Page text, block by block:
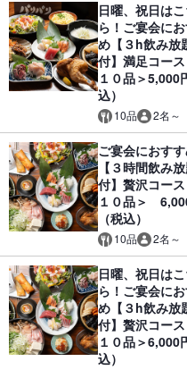
日曜、祝日は
ら！ご宴会に
め【３h飲み放
付】満足コー
１０品＞5,000
込）
10品 2名～
ご宴会におす
【３時間飲み
付】贅沢コー
１０品＞
（税込）
10品 2名～
日曜、祝日は
ら！ご宴会に
め【３h飲み放
付】贅沢コー
１０品＞6,000
込）